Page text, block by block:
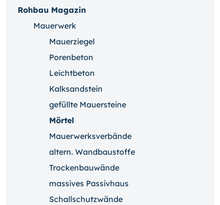
Rohbau Magazin
Mauerwerk
Mauerziegel
Porenbeton
Leichtbeton
Kalksandstein
gefüllte Mauersteine
Mörtel
Mauerwerksverbände
altern. Wandbaustoffe
Trockenbauwände
massives Passivhaus
Schallschutzwände